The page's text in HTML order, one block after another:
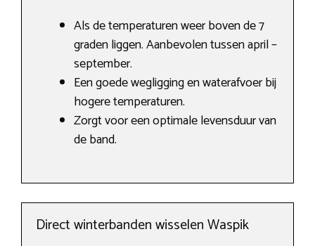
Als de temperaturen weer boven de 7
graden liggen. Aanbevolen tussen april –
september.
Een goede wegligging en waterafvoer bij
hogere temperaturen.
Zorgt voor een optimale levensduur van
de band.
Direct winterbanden wisselen Waspik